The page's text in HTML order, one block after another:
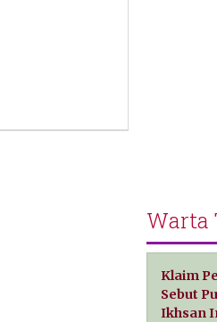
Warta
Klaim
Sebut
Ikhsan